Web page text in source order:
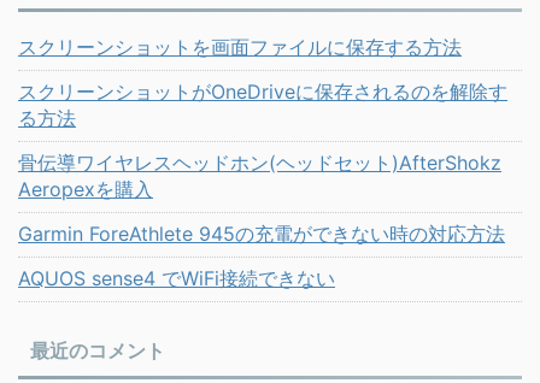
スクリーンショットを画面ファイルに保存する方法
スクリーンショットがOneDriveに保存されるのを解除す
る方法
骨伝導ワイヤレスヘッドホン(ヘッドセット)AfterShokz
Aeropexを購入
Garmin ForeAthlete 945の充電ができない時の対応方法
AQUOS sense4 でWiFi接続できない
最近のコメント